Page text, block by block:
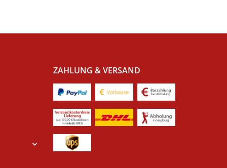
ZAHLUNG & VERSAND